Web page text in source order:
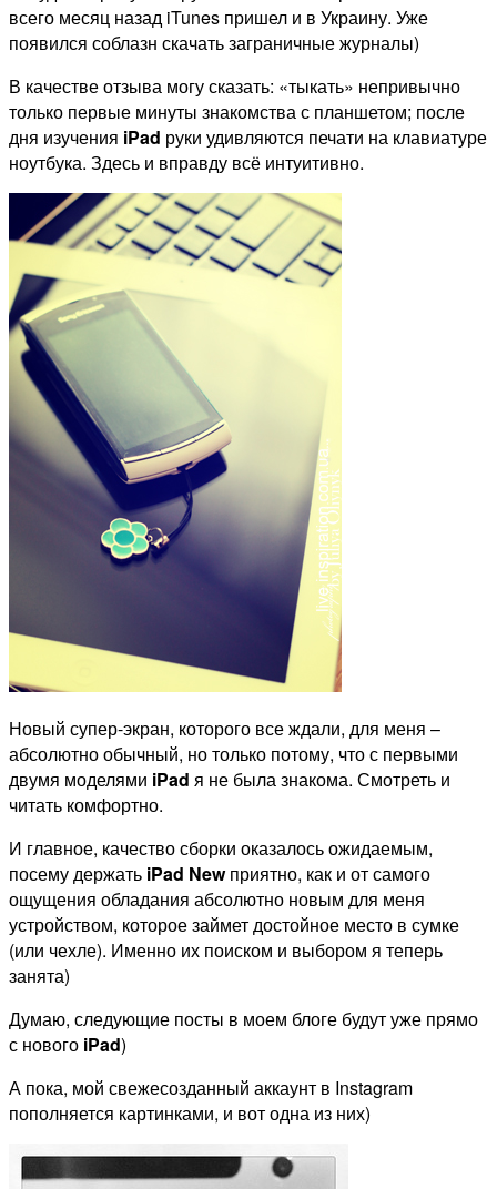
всего месяц назад iTunes пришел и в Украину. Уже
появился соблазн скачать заграничные журналы)
В качестве отзыва могу сказать: «тыкать» непривычно
только первые минуты знакомства с планшетом; после
дня изучения iPad руки удивляются печати на клавиатуре
ноутбука. Здесь и вправду всё интуитивно.
Новый супер-экран, которого все ждали, для меня –
абсолютно обычный, но только потому, что с первыми
двумя моделями iPad я не была знакома. Смотреть и
читать комфортно.
И главное, качество сборки оказалось ожидаемым,
посему держать iPad Newприятно, как и от самого
ощущения обладания абсолютно новым для меня
устройством, которое займет достойное место в сумке
(или чехле). Именно их поиском и выбором я теперь
занята)
Думаю, следующие посты в моем блоге будут уже прямо
с нового iPad)
А пока, мой свежесозданный аккаунт в Instagram
пополняется картинками, и вот одна из них)